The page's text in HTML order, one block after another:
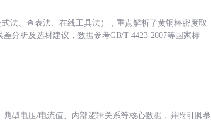
法、查表法、在线工具法），重点解析了黄铜棒密度取
分析及选材建议，数据参考GB/T 4423-2007等国家标
型电压/电流值、内部逻辑关系等核心数据，并附引脚参